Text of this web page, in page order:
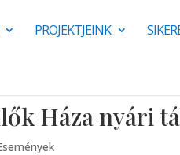
PROJEKTJEINK
Háza nyári